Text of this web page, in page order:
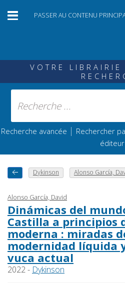
PASSER AU CONTENU
VOTRE LIBRAIRIE
Recherche avancée | Rechercher
éditeur
Dykinson Alonso García,
Alonso García, David
Dinámicas del
Castilla a principios
moderna : miradas
modernidad líquida
vuca actual
2022 - Dykinson